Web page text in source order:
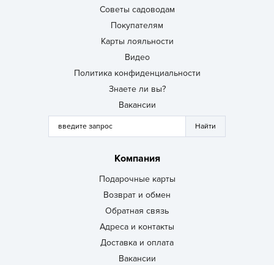
Советы садоводам
Покупателям
Карты лояльности
Видео
Политика конфиденциальности
Знаете ли вы?
Вакансии
Компания
Подарочные карты
Возврат и обмен
Обратная связь
Адреса и контакты
Доставка и оплата
Вакансии